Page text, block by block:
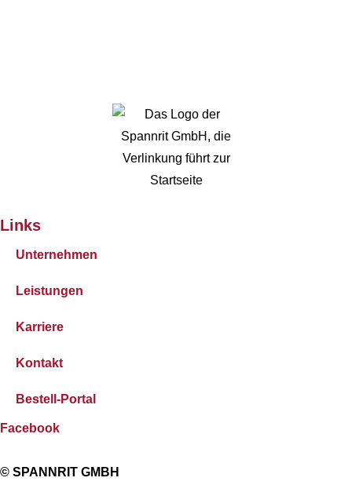
Links
Unternehmen
Leistungen
Karriere
Kontakt
Bestell-Portal
Facebook
© SPANNRIT GMBH